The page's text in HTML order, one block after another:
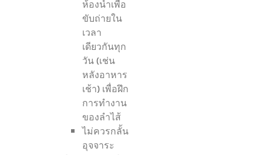
ห้องน้ำเพื่อ
ขับถ่ายใน
เวลา
เดียวกันทุก
วัน (เช่น
หลังอาหาร
เช้า) เพื่อฝึก
การทำงาน
ของลำไส้
ไม่ควรกลั้น
อุจจาระ